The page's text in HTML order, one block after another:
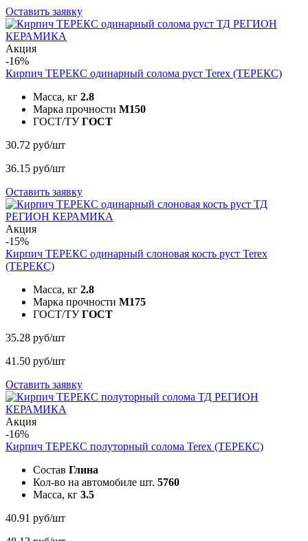
Оставить заявку
Акция
-16%
Кирпич ТЕРЕКС одинарный солома руст Terex (ТЕРЕКС)
Масса, кг 2.8
Марка прочности M150
ГОСТ/ТУ ГОСТ
30.72 руб/шт
36.15 руб/шт
Оставить заявку
Акция
-15%
Кирпич ТЕРЕКС одинарный слоновая кость руст Terex
(ТЕРЕКС)
Масса, кг 2.8
Марка прочности M175
ГОСТ/ТУ ГОСТ
35.28 руб/шт
41.50 руб/шт
Оставить заявку
Акция
-16%
Кирпич ТЕРЕКС полуторный солома Terex (ТЕРЕКС)
Состав Глина
Кол-во на автомобиле шт. 5760
Масса, кг 3.5
40.91 руб/шт